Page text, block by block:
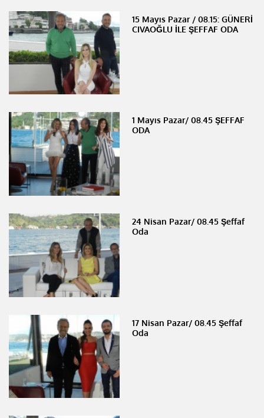
15 Mayıs Pazar / 08.15: GÜNERİ
CIVAOĞLU İLE ŞEFFAF ODA
1 Mayıs Pazar/ 08.45 ŞEFFAF
ODA
24 Nisan Pazar/ 08.45 Şeffaf
Oda
17 Nisan Pazar/ 08.45 Şeffaf
Oda